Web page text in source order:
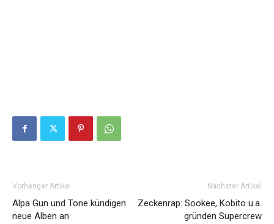
Vorheriger Artikel
Alpa Gun und Tone kündigen
neue Alben an
Nächster Artikel
Zeckenrap: Sookee, Kobito u.a.
gründen Supercrew